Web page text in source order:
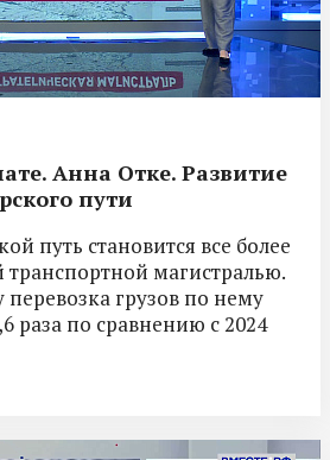
Анна Отке. Развитие
пути
путь становится все более
транспортной магистралью.
грузов по нему
раза по сравнению с 2024